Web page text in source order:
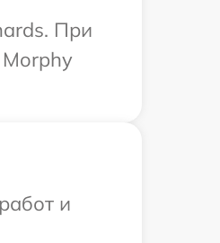
При
и